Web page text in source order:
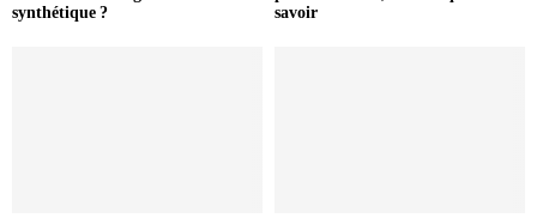
synthétique ?
savoir